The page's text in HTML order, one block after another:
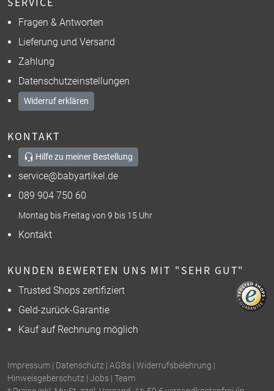
Fragen & Antworten
Lieferung und Versand
Zahlung
Datenschutzeinstellungen
Widerruf erklären
KONTAKT
Hilfe zu meiner Bestellung
service@babyartikel.de
089 904 750 60
Montag bis Freitag von 9 bis 15 Uhr
Kontakt
KUNDEN BEWERTEN UNS MIT "SEHR GUT"
Trusted Shops zertifiziert
Geld-zurück-Garantie
Kauf auf Rechnung möglich
Impressum | Datenschutz | AGBs | Widerrufsbelehrung |
Hinweisgeberschutz | Jobs | Team